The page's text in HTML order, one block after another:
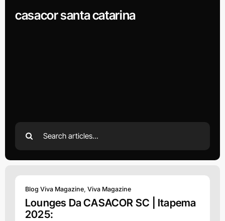
casacor santa catarina
Search
for:
Blog Viva Magazine Viva Magazine
Lounges Da CASACOR SC | Itapema
2025: